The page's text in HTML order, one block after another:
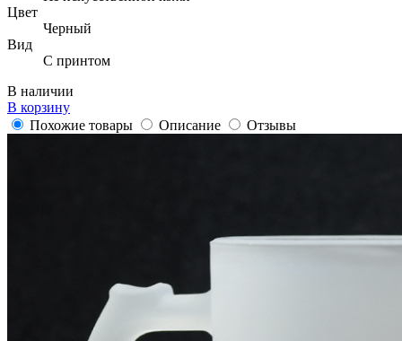
Цвет
Черный
Вид
С принтом
В наличии
В корзину
Похожие товары
Описание Отзывы